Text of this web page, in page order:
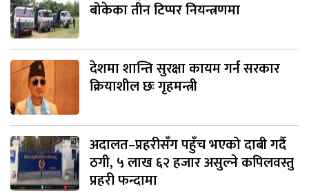
बोकेका तीन टिप्पर नियन्त्रणमा
देशमा शान्ति सुरक्षा कायम गर्न सरकार
क्रियाशील छः गृहमन्त्री
अदालत–प्रहरीसँग पहुँच भएको दाबी गर्दै
ठगी, ५ लाख ६२ हजार असुल्ने कपिलवस्तु
प्रहरी फन्दामा